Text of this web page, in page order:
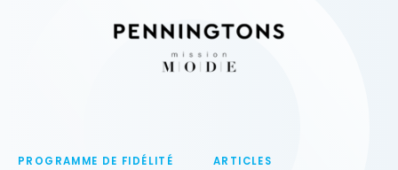
PROGRAMME DE FIDÉLITÉ ARTICLES